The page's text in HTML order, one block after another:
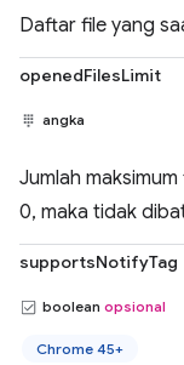
Daftar file yang
openedFilesLimit
angka
Jumlah
0, maka tidak
supportsNotifyTag
boolean opsional
Chrome 45+